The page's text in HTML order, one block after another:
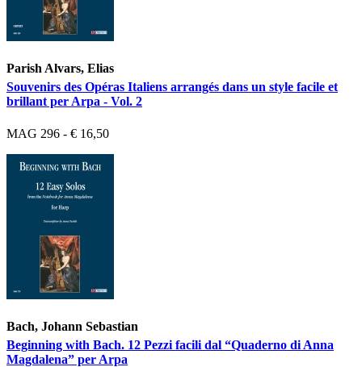
Parish Alvars, Elias
Souvenirs des Opéras Italiens arrangés dans un style facile et
brillant per Arpa - Vol. 2
MAG 296 - € 16,50
Bach, Johann Sebastian
Beginning with Bach. 12 Pezzi facili dal “Quaderno di Anna
Magdalena” per Arpa